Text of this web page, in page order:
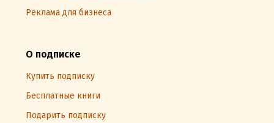
Реклама для бизнеса
О подписке
Купить подписку
Бесплатные книги
Подарить подписку